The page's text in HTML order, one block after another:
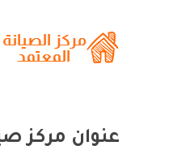
عنوان مركز